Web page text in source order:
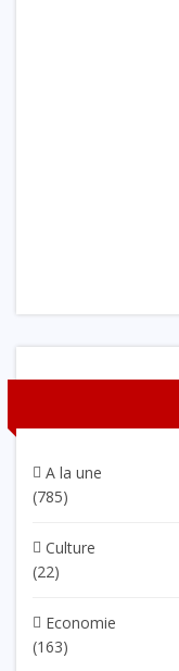
A la une
(785)
Culture
(22)
Economie
(163)